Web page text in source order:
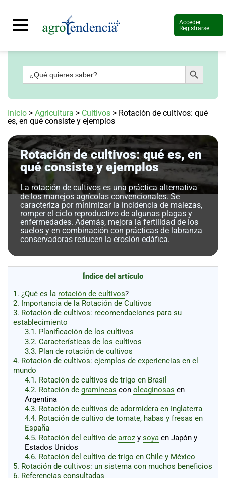
Acceder
Registrarse
Señal
en
más
Agrotendencia
TV
Nuestros
Planes
Glosario
Agroshow
Regístrate
suscríbete
boletín
Contáctenos
Acuicultura
Apicultura
Avicultura
Cultivos
Ganadería
Hidroponía
Pastos
Forrajes
Ovinos
caprinos
Porcino
Post-
Cosecha
Buscar: Botón de búsqueda
Inicio > Agricultura > Cultivos > Rotación de cultivos: qué
es, en qué consiste y ejemplos
Rotación de cultivos: qué es, en
qué consiste y ejemplos
La rotación de cultivos es una práctica alternativa
de los manejos agrícolas convencionales. Se
caracteriza por minimizar la incidencia de malezas,
romper el ciclo reproductivo de algunas plagas y
enfermedades. Además, mejora la fertilidad de los
suelos y en combinación con prácticas de labranza
conservadoras reducen la erosión edáfica.
Índice del artículo
1. ¿Qué es la rotación de cultivos?
2. Importancia de la Rotación de Cultivos
3. Rotación de cultivos: recomendaciones para su
establecimiento
3.1. Planificación de los cultivos
3.2. Características de los cultivos
3.3. Plan de rotación de cultivos
4. Rotación de cultivos: ejemplos de experiencias en el
mundo
4.1. Rotación de cultivos de trigo en Brasil
4.2. Rotación de gramíneas con oleaginosas en
Argentina
4.3. Rotación de cultivos de adormidera en Inglaterra
4.4. Rotación de cultivo de tomate, habas y fresas en
España
4.5. Rotación del cultivo de arrozy soyaen Japón y
Estados Unidos
4.6. Rotación del cultivo de trigo en Chile y México
5. Rotación de cultivos: un sistema con muchos beneficios
6. Referencias consultadas